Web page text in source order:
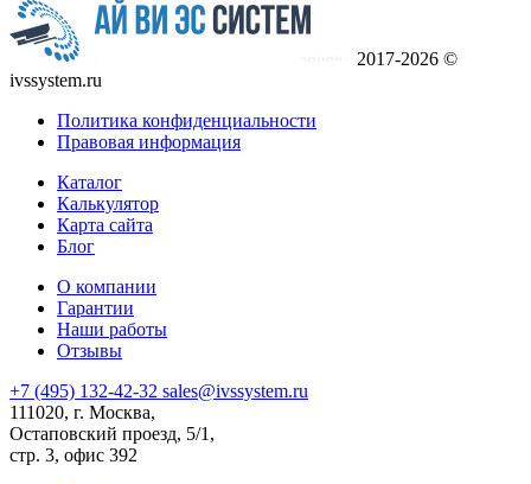
2017-2026 ©
ivssystem.ru
Политика конфиденциальности
Правовая информация
Каталог
Калькулятор
Карта сайта
Блог
О компании
Гарантии
Наши работы
Отзывы
+7 (495) 132-42-32 sales@ivssystem.ru
111020, г. Москва,
Остаповский проезд, 5/1,
стр. 3, офис 392